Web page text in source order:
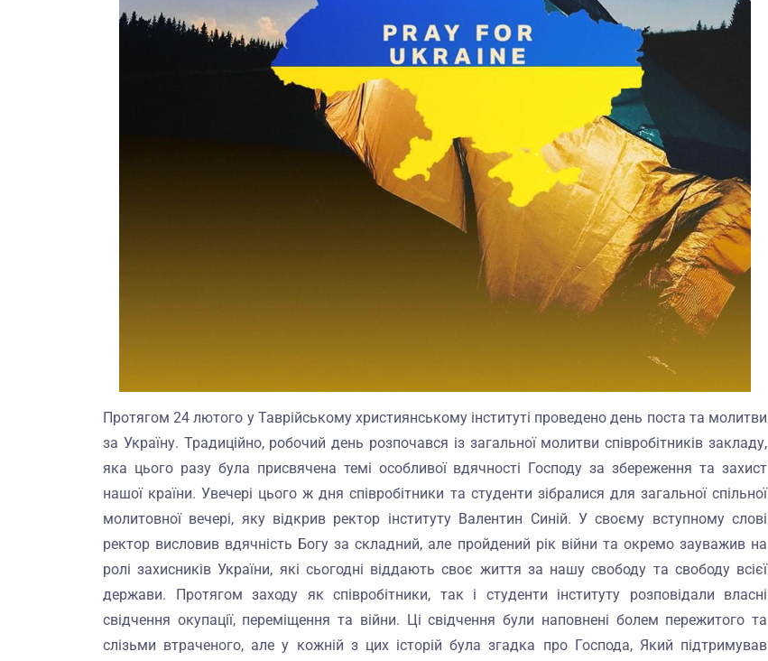
Протягом 24 лютого у Таврійському християнському інституті проведено день поста та молитви
за Україну. Традиційно, робочий день розпочався із загальної молитви співробітників закладу,
яка цього разу була присвячена темі особливої вдячності Господу за збереження та захист
нашої країни. Увечері цього ж дня співробітники та студенти зібралися для загальної спільної
молитовної вечері, яку відкрив ректор інституту Валентин Синій. У своєму вступному слові
ректор висловив вдячність Богу за складний, але пройдений рік війни та окремо зауважив на
ролі захисників України, які сьогодні віддають своє життя за нашу свободу та свободу всієї
держави. Протягом заходу як співробітники, так і студенти інституту розповідали власні
свідчення окупації, переміщення та війни. Ці свідчення були наповнені болем пережитого та
слізьми втраченого, але у кожній з цих історій була згадка про Господа, Який підтримував